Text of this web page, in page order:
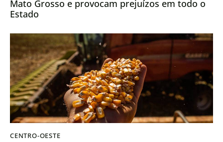
Mato Grosso e provocam prejuízos em todo o
Estado
CENTRO-OESTE